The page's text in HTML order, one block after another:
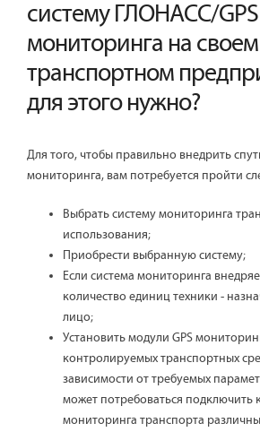
систему ГЛОНАСС/GPS
мониторинга на своем
транспортном
для этого нужно?
Для того, чтобы правильно внедрить
мониторинга, вам потребуется пройти
Выбрать систему мониторинга
использования;
Приобрести выбранную систему;
Если система мониторинга
количество единиц техники -
лицо;
Установить модули GPS
контролируемых транспортных
зависимости от требуемых
может потребоваться подключить
мониторинга транспорта